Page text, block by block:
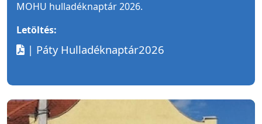
MOHU hulladéknaptár 2026.
Letöltés:
| Páty Hulladéknaptár2026